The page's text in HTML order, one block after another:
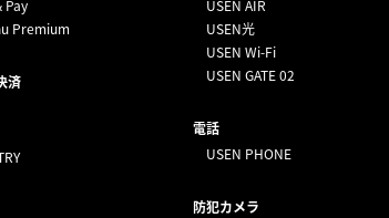
Pay
Premium
済
USEN AIR
USEN光
USEN Wi-Fi
USEN GATE 02
電話
USEN PHONE
防犯カメラ